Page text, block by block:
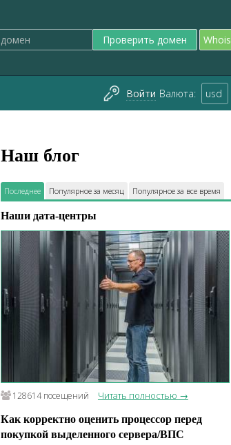
Проверить домен Whois
Войти Валюта: usd
Наш блог
Последнее Популярное за месяц Популярное за все время
Наши дата-центры
128614 посещений Читать полностью →
Как корректно оценить процессор перед
покупкой выделенного сервера/ВПС